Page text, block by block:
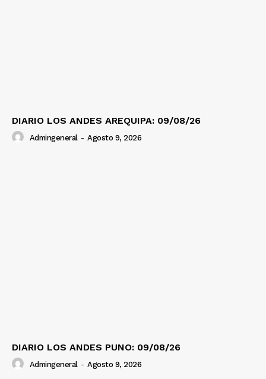
DIARIO LOS ANDES AREQUIPA: 09/08/26
Admingeneral - Agosto 9, 2026
DIARIO LOS ANDES PUNO: 09/08/26
Admingeneral - Agosto 9, 2026